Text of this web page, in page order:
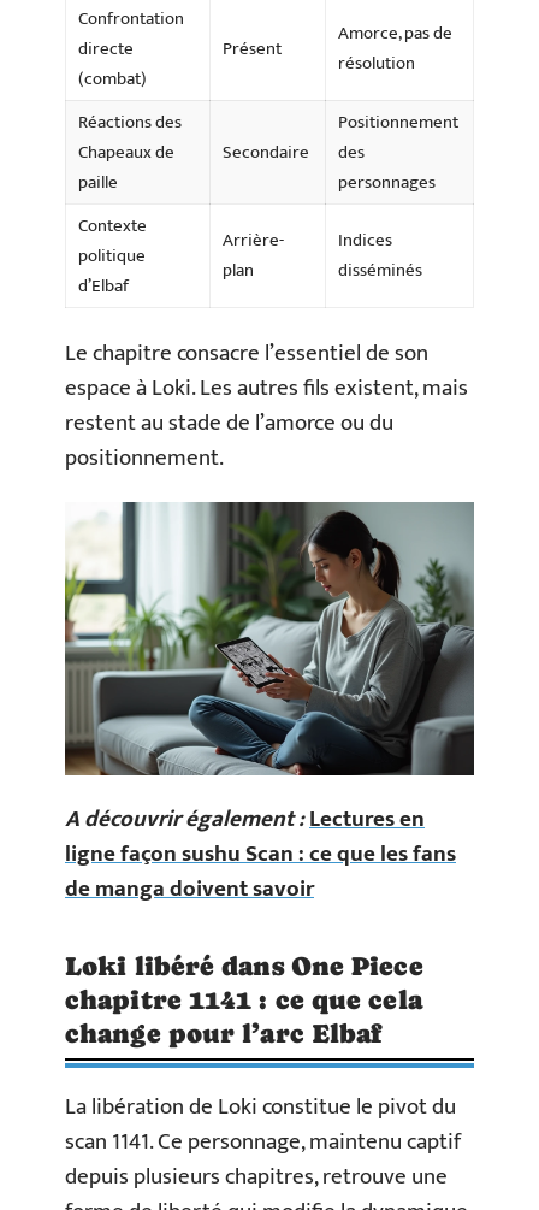
Confrontation
directe
(combat)
Présent
Amorce, pas de
résolution
Réactions des
Chapeaux de
paille
Secondaire
Positionnement
des
personnages
Contexte
politique
d’Elbaf
Arrière-
plan
Indices
disséminés
Le chapitre consacre l’essentiel de son
espace à Loki. Les autres fils existent, mais
restent au stade de l’amorce ou du
positionnement.
A découvrir également :Lectures en
ligne façon sushu Scan : ce que les fans
de manga doivent savoir
Loki libéré dans One Piece
chapitre 1141 : ce que cela
change pour l’arc Elbaf
La libération de Loki constitue le pivot du
scan 1141. Ce personnage, maintenu captif
depuis plusieurs chapitres, retrouve une